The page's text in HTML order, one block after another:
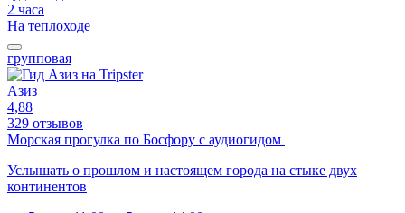
2 часа
На теплоходе
групповая
Азиз
4,88
329 отзывов
Морская прогулка по Босфору с аудиогидом
Услышать о прошлом и настоящем города на стыке двух
континентов